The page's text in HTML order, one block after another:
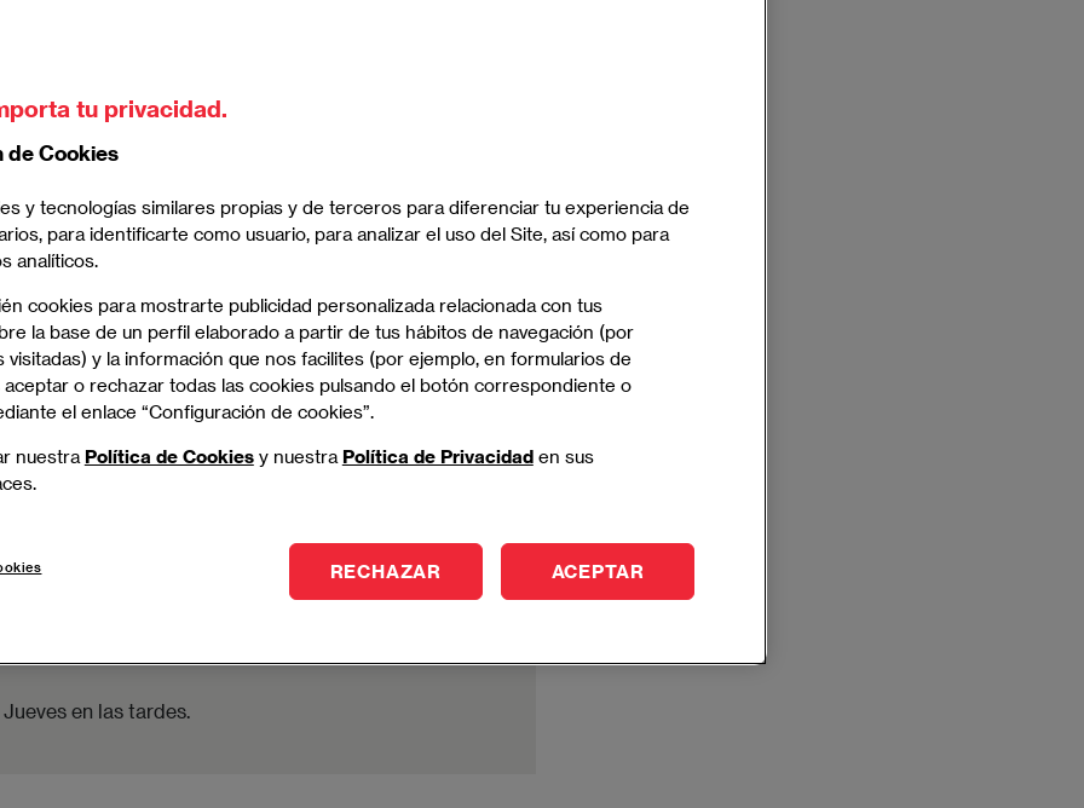
posiciones como chief data officer, business
analyst, data engineer, o especialista en
una doble titulación: EAE Business School
por EAE Business School
en Big Data & Analytics por la
con un viernes libre al mes
en las tardes.
tu privacidad.
de Cookies
y tecnologías similares propias y de terceros para diferenciar tu experiencia de
para identificarte como usuario, para analizar el uso del Site, así como para
analíticos.
cookies para mostrarte publicidad personalizada relacionada con tus
la base de un perfil elaborado a partir de tus hábitos de navegación (por
visitadas) y la información que nos facilites (por ejemplo, en formularios de
aceptar o rechazar todas las cookies pulsando el botón correspondiente o
el enlace “Configuración de cookies”.
nuestra Política de Cookiesy nuestra Política de Privacidaden sus
RECHAZAR ACEPTAR